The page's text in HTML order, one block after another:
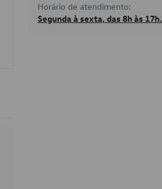
Horário de atendimento:
Segunda à sexta, das 8h às 17h.